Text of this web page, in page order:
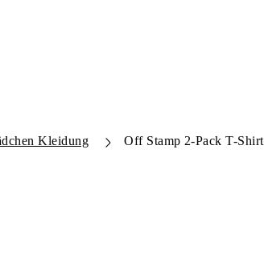
Kleidung Off Stamp 2-Pack T-Shirt